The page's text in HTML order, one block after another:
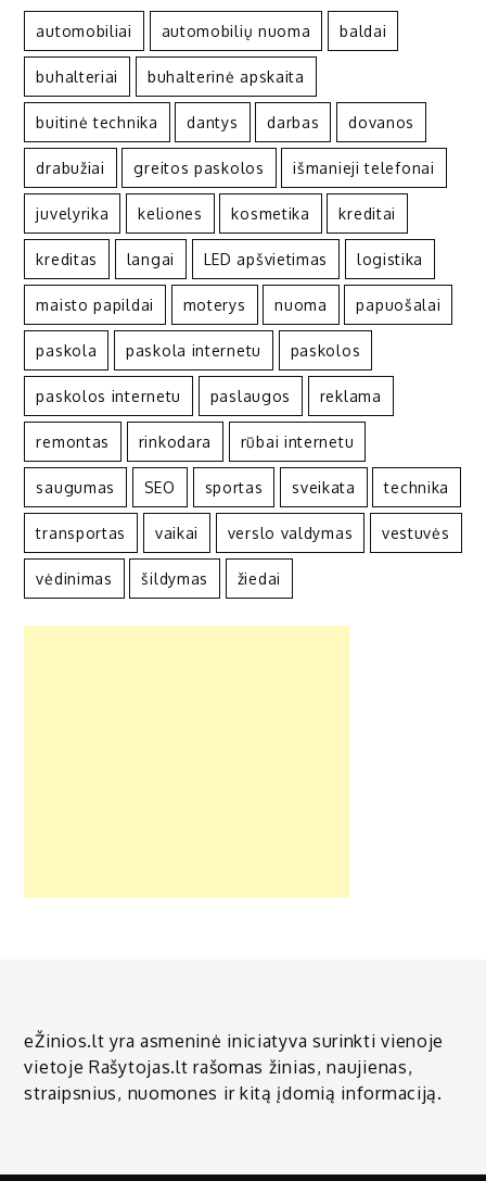
automobiliai automobilių nuoma baldai
buhalteriai buhalterinė apskaita
buitinė technika dantys darbas dovanos
drabužiai greitos paskolos išmanieji telefonai
juvelyrika keliones kosmetika kreditai
kreditas langai LED apšvietimas logistika
maisto papildai moterys nuoma papuošalai
paskola paskola internetu paskolos
paskolos internetu paslaugos reklama
remontas rinkodara rūbai internetu
saugumas SEO sportas sveikata technika
transportas vaikai verslo valdymas vestuvės
vėdinimas šildymas žiedai
eŽinios.lt yra asmeninė iniciatyva surinkti vienoje
vietoje Rašytojas.lt rašomas žinias, naujienas,
straipsnius, nuomones ir kitą įdomią informaciją.